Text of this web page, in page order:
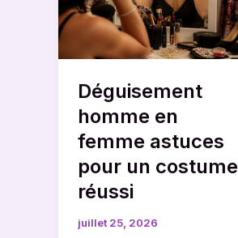
Déguisement
homme en
femme astuces
pour un costume
réussi
juillet 25, 2026
astuces
pour
réussi